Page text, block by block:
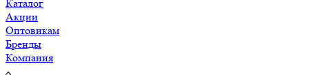
Каталог
Акции
Оптовикам
Бренды
Компания